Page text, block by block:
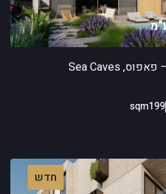
199
sqm
חדש